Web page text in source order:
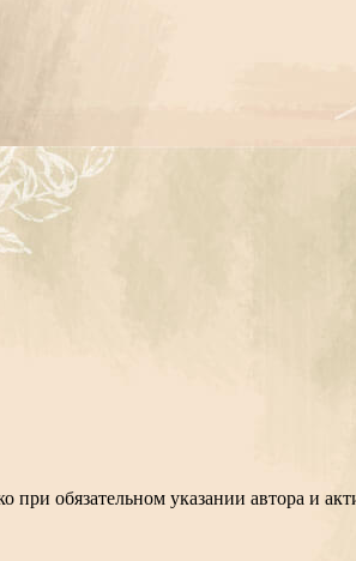
обязательном указании автора и